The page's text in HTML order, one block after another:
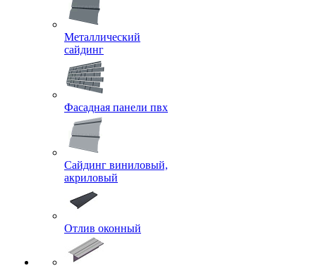
Металлический
сайдинг
Фасадная панели пвх
Сайдинг виниловый,
акриловый
Отлив оконный